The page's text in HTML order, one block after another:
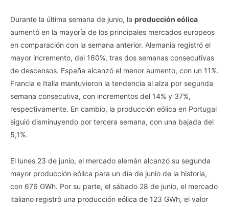
Durante la última semana de junio, la producción eólica
aumentó en la mayoría de los principales mercados europeos
en comparación con la semana anterior. Alemania registró el
mayor incremento, del 160%, tras dos semanas consecutivas
de descensos. España alcanzó el menor aumento, con un 11%.
Francia e Italia mantuvieron la tendencia al alza por segunda
semana consecutiva, con incrementos del 14% y 37%,
respectivamente. En cambio, la producción eólica en Portugal
siguió disminuyendo por tercera semana, con una bajada del
5,1%.
El lunes 23 de junio, el mercado alemán alcanzó su segunda
mayor producción eólica para un día de junio de la historia,
con 676 GWh. Por su parte, el sábado 28 de junio, el mercado
italiano registró una producción eólica de 123 GWh, el valor